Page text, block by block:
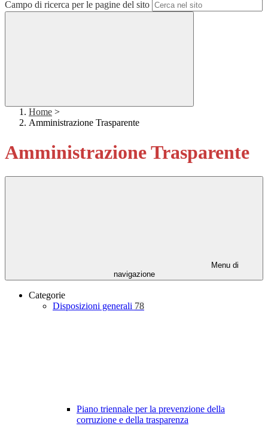
Campo di ricerca per le pagine del sito
Home >
Amministrazione Trasparente
Amministrazione Trasparente
Menu di
navigazione
Categorie
Disposizioni generali 78
Piano triennale per la prevenzione della
corruzione e della trasparenza